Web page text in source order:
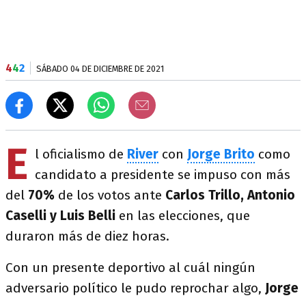
442 SÁBADO 04 DE DICIEMBRE DE 2021
E l oficialismo de River con Jorge Brito como
candidato a presidente se impuso con más
del 70% de los votos ante Carlos Trillo, Antonio
Caselli y Luis Belli en las elecciones, que
duraron más de diez horas.
Con un presente deportivo al cuál ningún
adversario político le pudo reprochar algo, Jorge